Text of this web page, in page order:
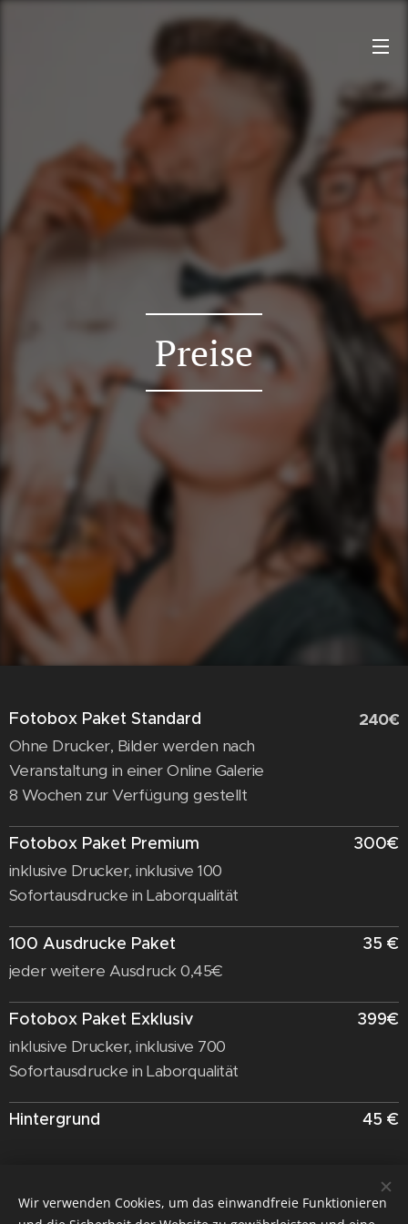
Preise
Fotobox Paket Standard
Ohne Drucker, Bilder werden nach
Veranstaltung in einer Online Galerie
8 Wochen zur Verfügung gestellt
240€
Fotobox Paket Premium
inklusive Drucker, inklusive 100
Sofortausdrucke in Laborqualität
300€
100 Ausdrucke Paket
jeder weitere Ausdruck 0,45€
35 €
Fotobox Paket Exklusiv
inklusive Drucker, inklusive 700
Sofortausdrucke in Laborqualität
399€
Hintergrund 45 €
Lieferkosten je nach Entfernung
Wir verwenden Cookies, um das einwandfreie Funktionieren